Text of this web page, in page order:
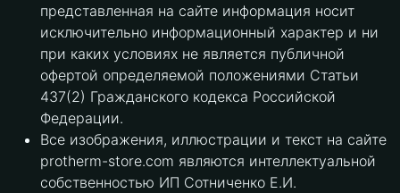
представленная на сайте информация носит
исключительно информационный характер и ни
при каких условиях не является публичной
офертой определяемой положениями Статьи
437(2) Гражданского кодекса Российской
Федерации.
Все изображения, иллюстрации и текст на сайте
protherm-store.com являются интеллектуальной
собственностью ИП Сотниченко Е.И.